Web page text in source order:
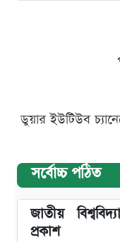
ডুয়ার ইউটিউব
সর্বোচ্চ পঠিত
জাতীয়
প্রকাশ